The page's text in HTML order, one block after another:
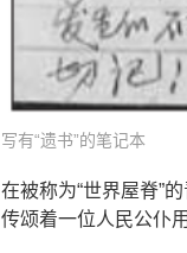
写有“遗书”的笔记本
在被称为“世界屋脊”
传颂着一位人民公仆